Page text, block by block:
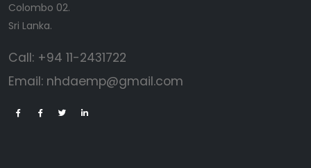
Colombo 02.
Sri Lanka.
Call: +94 11-2431722
Email: nhdaemp@gmail.com